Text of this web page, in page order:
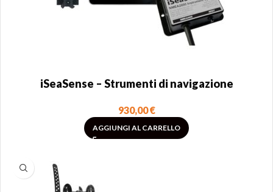
iSeaSense – Strumenti di navigazione
930,00€
AGGIUNGI AL CARRELLO